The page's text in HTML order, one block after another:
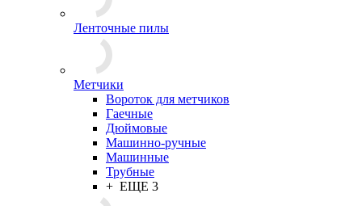
Ленточные пилы
Метчики
Вороток для метчиков
Гаечные
Дюймовые
Машинно-ручные
Машинные
Трубные
+ ЕЩЕ 3